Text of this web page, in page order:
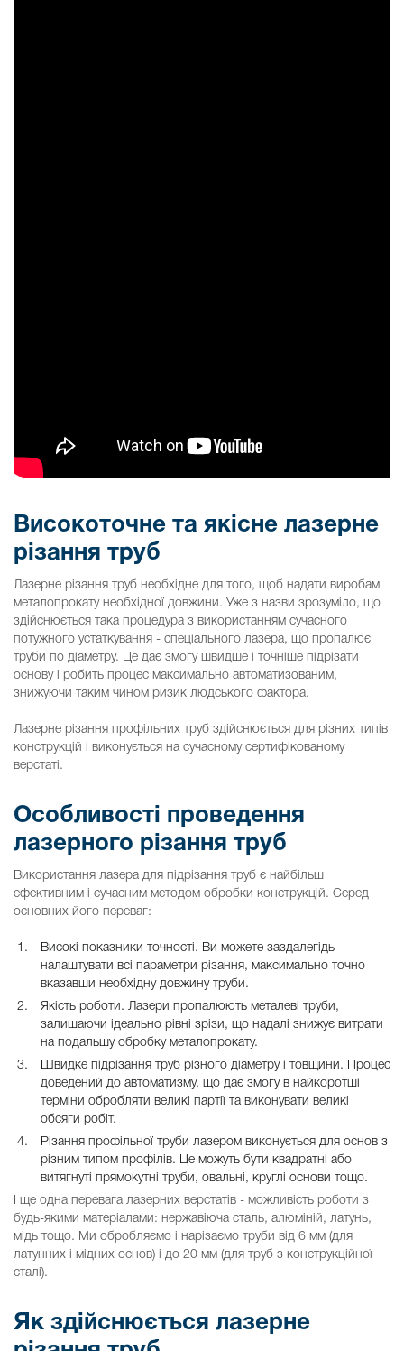
Високоточне та якісне лазерне
різання труб
Лазерне різання труб необхідне для того, щоб надати виробам
металопрокату необхідної довжини. Уже з назви зрозуміло, що
здійснюється така процедура з використанням сучасного
потужного устаткування - спеціального лазера, що пропалює
труби по діаметру. Це дає змогу швидше і точніше підрізати
основу і робить процес максимально автоматизованим,
знижуючи таким чином ризик людського фактора.
Лазерне різання профільних труб здійснюється для різних типів
конструкцій і виконується на сучасному сертифікованому
верстаті.
Особливості проведення
лазерного різання труб
Використання лазера для підрізання труб є найбільш
ефективним і сучасним методом обробки конструкцій. Серед
основних його переваг:
Високі показники точності. Ви можете заздалегідь
налаштувати всі параметри різання, максимально точно
вказавши необхідну довжину труби.
Якість роботи. Лазери пропалюють металеві труби,
залишаючи ідеально рівні зрізи, що надалі знижує витрати
на подальшу обробку металопрокату.
Швидке підрізання труб різного діаметру і товщини. Процес
доведений до автоматизму, що дає змогу в найкоротші
терміни обробляти великі партії та виконувати великі
обсяги робіт.
Різання профільної труби лазером виконується для основ з
різним типом профілів. Це можуть бути квадратні або
витягнуті прямокутні труби, овальні, круглі основи тощо.
І ще одна перевага лазерних верстатів - можливість роботи з
будь-якими матеріалами: нержавіюча сталь, алюміній, латунь,
мідь тощо. Ми обробляємо і нарізаємо труби від 6 мм (для
латунних і мідних основ) і до 20 мм (для труб з конструкційної
сталі).
Як здійснюється лазерне